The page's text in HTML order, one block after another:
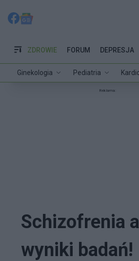
ZDROWIE
Ginekologia Pediatria
FORUM DEPRESJA
Reklama:
Schizofrenia
wyniki badań!